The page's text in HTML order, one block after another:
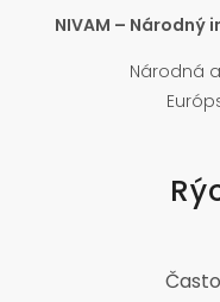
NIVAM –
Národná